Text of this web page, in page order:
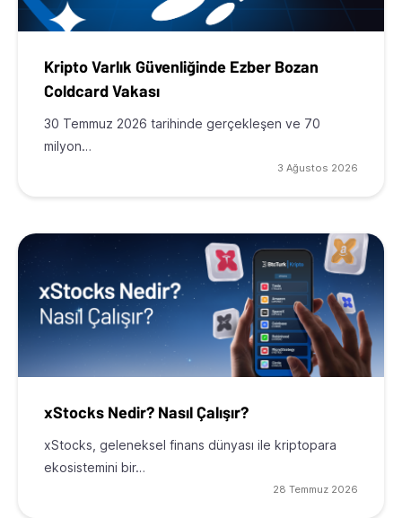
Kripto Varlık Güvenliğinde Ezber Bozan
Coldcard Vakası
30 Temmuz 2026 tarihinde gerçekleşen ve 70
milyon…
3 Ağustos 2026
xStocks Nedir? Nasıl Çalışır?
xStocks, geleneksel finans dünyası ile kriptopara
ekosistemini bir…
28 Temmuz 2026